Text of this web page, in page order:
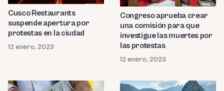
Cusco Restaurants
suspende apertura por
protestas en la ciudad
12 enero, 2023
Congreso aprueba crear
una comisión para que
investigue las muertes por
las protestas
12 enero, 2023